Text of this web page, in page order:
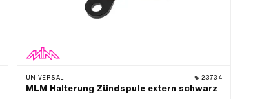
UNIVERSAL 23734
MLM Halterung Zündspule extern schwarz